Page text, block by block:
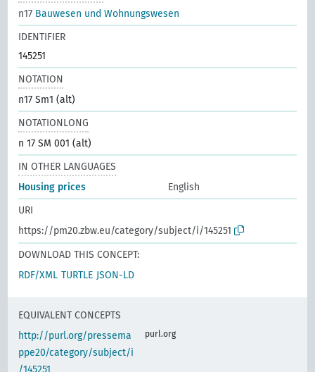
n17 Bauwesen und Wohnungswesen
IDENTIFIER
145251
NOTATION
n17 Sm1 (alt)
NOTATIONLONG
n 17 SM 001 (alt)
IN OTHER LANGUAGES
Housing prices
English
URI
https://pm20.zbw.eu/category/subject/i/145251
DOWNLOAD THIS CONCEPT:
RDF/XML TURTLE JSON-LD
EQUIVALENT CONCEPTS
http://purl.org/pressema
ppe20/category/subject/i
/145251
purl.org